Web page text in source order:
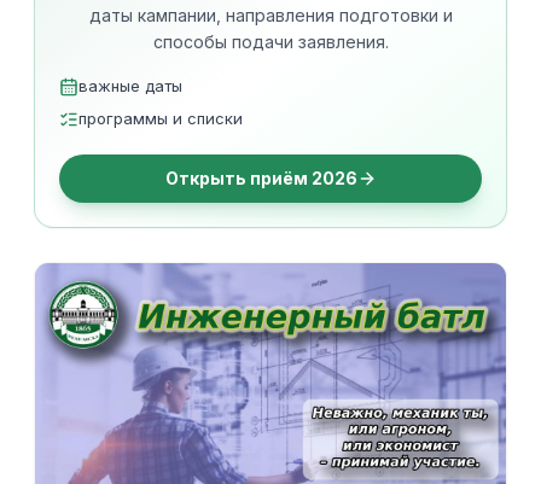
даты кампании, направления подготовки и
способы подачи заявления.
важные даты
программы и списки
Открыть приём 2026